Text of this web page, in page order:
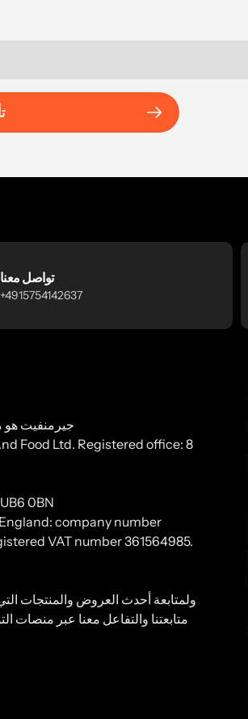
تواصل معنا
+4915754142637
جيرمنفيت هو
Food Ltd. Registered office: 8
0BN
company number
VAT number 361564985.
ولمتابعة أحدث العروض والمنتجات
متابعتنا والتفاعل معنا عبر منصات